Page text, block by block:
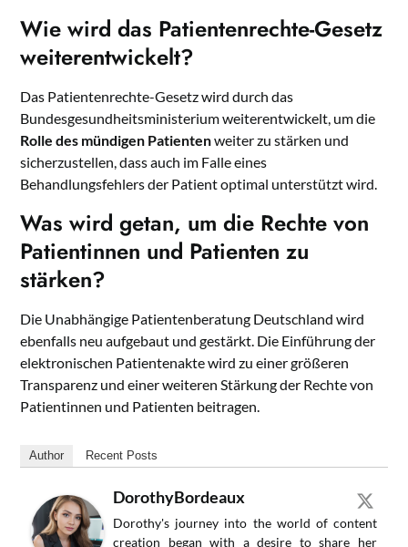
Wie wird das Patientenrechte-Gesetz
weiterentwickelt?
Das Patientenrechte-Gesetz wird durch das
Bundesgesundheitsministerium weiterentwickelt, um die
Rolle des mündigen Patientenweiter zu stärken und
sicherzustellen, dass auch im Falle eines
Behandlungsfehlers der Patient optimal unterstützt wird.
Was wird getan, um die Rechte von
Patientinnen und Patienten zu
stärken?
Die Unabhängige Patientenberatung Deutschland wird
ebenfalls neu aufgebaut und gestärkt. Die Einführung der
elektronischen Patientenakte wird zu einer größeren
Transparenz und einer weiteren Stärkung der Rechte von
Patientinnen und Patienten beitragen.
Author Recent Posts
DorothyBordeaux
Dorothy's journey into the world of content
creation began with a desire to share her